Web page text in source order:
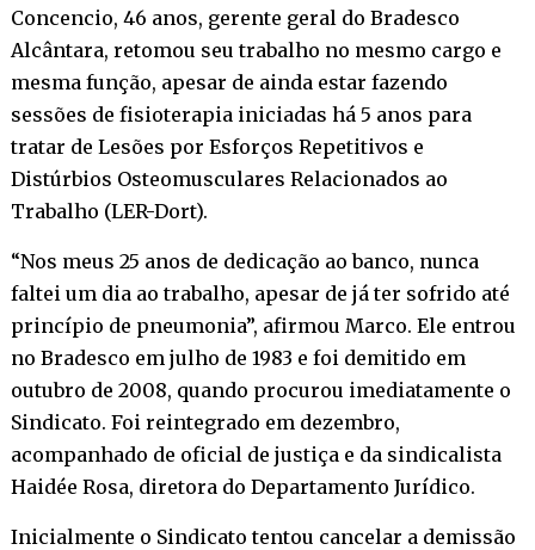
Concencio, 46 anos, gerente geral do Bradesco
Alcântara, retomou seu trabalho no mesmo cargo e
mesma função, apesar de ainda estar fazendo
sessões de fisioterapia iniciadas há 5 anos para
tratar de Lesões por Esforços Repetitivos e
Distúrbios Osteomusculares Relacionados ao
Trabalho (LER-Dort).
“Nos meus 25 anos de dedicação ao banco, nunca
faltei um dia ao trabalho, apesar de já ter sofrido até
princípio de pneumonia”, afirmou Marco. Ele entrou
no Bradesco em julho de 1983 e foi demitido em
outubro de 2008, quando procurou imediatamente o
Sindicato. Foi reintegrado em dezembro,
acompanhado de oficial de justiça e da sindicalista
Haidée Rosa, diretora do Departamento Jurídico.
Inicialmente o Sindicato tentou cancelar a demissão